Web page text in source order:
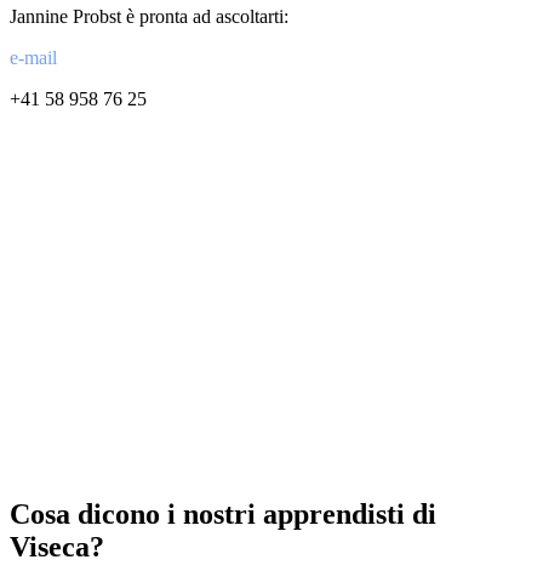
Jannine Probst è pronta ad ascoltarti:
e-mail
+41 58 958 76 25
Cosa dicono i nostri apprendisti di
Viseca?